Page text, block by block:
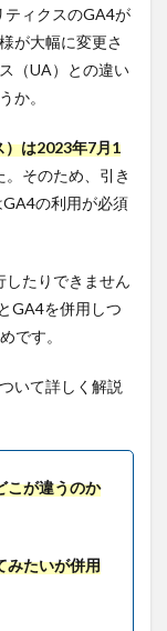
ティクスのGA4が
が大幅に変更さ
（UA）との違い
か。
）は2023年7月1
。そのため、引き
の利用が必須
たりできません
GA4を併用しつ
です。
いて詳しく解説
こが違うのか
みたいが併用